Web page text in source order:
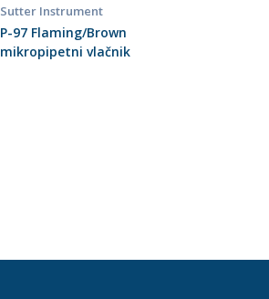
Sutter Instrument
P-97 Flaming/Brown
mikropipetni vlačnik